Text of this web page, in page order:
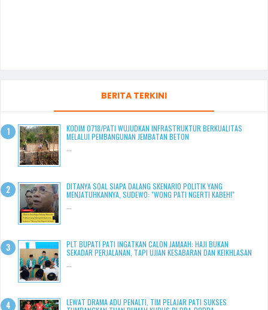
BERITA TERKINI
KODIM 0718/PATI WUJUDKAN INFRASTRUKTUR BERKUALITAS
MELALUI PEMBANGUNAN JEMBATAN BETON
DITANYA SOAL SIAPA DALANG SKENARIO POLITIK YANG
MENJATUHKANNYA, SUDEWO: "WONG PATI NGERTI KABEH!"
PLT BUPATI PATI INGATKAN CALON JAMAAH: HAJI BUKAN
SEKADAR PERJALANAN, TAPI UJIAN KESABARAN DAN KEIKHLASAN
LEWAT DRAMA ADU PENALTI, TIM PELAJAR PATI SUKSES